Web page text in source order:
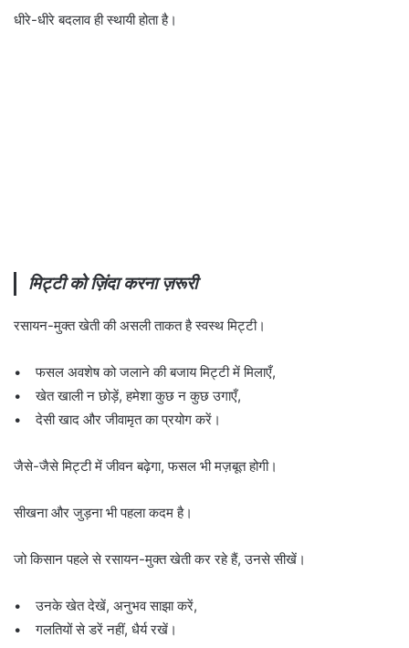
धीरे-धीरे बदलाव ही स्थायी होता है।
मिट्टी को ज़िंदा करना ज़रूरी
रसायन-मुक्त खेती की असली ताकत है स्वस्थ मिट्टी।
• फसल अवशेष को जलाने की बजाय मिट्टी में मिलाएँ,
• खेत खाली न छोड़ें, हमेशा कुछ न कुछ उगाएँ,
• देसी खाद और जीवामृत का प्रयोग करें।
जैसे-जैसे मिट्टी में जीवन बढ़ेगा, फसल भी मज़बूत होगी।
सीखना और जुड़ना भी पहला कदम है।
जो किसान पहले से रसायन-मुक्त खेती कर रहे हैं, उनसे सीखें।
• उनके खेत देखें, अनुभव साझा करें,
• गलतियों से डरें नहीं, धैर्य रखें।